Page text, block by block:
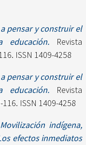
pensar y construir el
Revista
ISSN 1409-4258
pensar y construir el
Revista
ISSN 1409-4258
Movilización indígena,
efectos inmediatos